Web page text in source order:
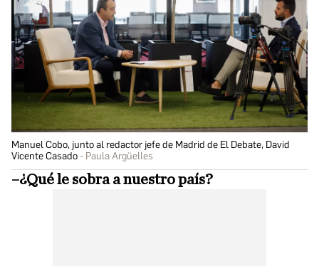
Manuel Cobo, junto al redactor jefe de Madrid de El Debate, David
Vicente Casado
Paula Argüelles
–¿Qué le sobra a nuestro país?